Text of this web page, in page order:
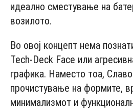
идеално сместување на
возилото.
Во овој концепт нема
Tech-Deck Face или
графика. Наместо тоа,
прочистување на формите,
минимализмот и